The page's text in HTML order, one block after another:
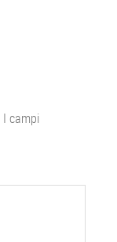
I campi